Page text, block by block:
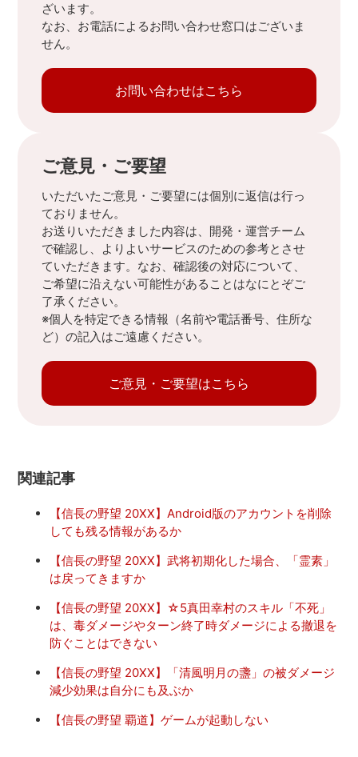
ざいます。
なお、お電話によるお問い合わせ窓口はございま
せん。
お問い合わせはこちら
ご意見・ご要望
いただいたご意見・ご要望には個別に返信は行っ
ておりません。
お送りいただきました内容は、開発・運営チーム
で確認し、よりよいサービスのための参考とさせ
ていただきます。なお、確認後の対応について、
ご希望に沿えない可能性があることはなにとぞご
了承ください。
※個人を特定できる情報（名前や電話番号、住所な
ど）の記入はご遠慮ください。
ご意見・ご要望はこちら
関連記事
【信長の野望 20XX】Android版のアカウントを削除
しても残る情報があるか
【信長の野望 20XX】武将初期化した場合、「霊素」
は戻ってきますか
【信長の野望 20XX】☆5真田幸村のスキル「不死」
は、毒ダメージやターン終了時ダメージによる撤退を
防ぐことはできない
【信長の野望 20XX】「清風明月の盞」の被ダメージ
減少効果は自分にも及ぶか
【信長の野望 覇道】ゲームが起動しない